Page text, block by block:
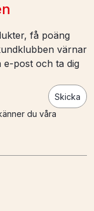
få poäng
värnar
e-post och ta dig
Skicka
du våra